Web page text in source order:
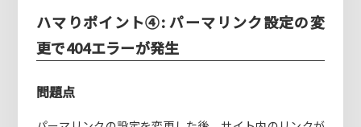
ハマりポイント④: パーマリンク設定の変
更で404エラーが発生
問題点